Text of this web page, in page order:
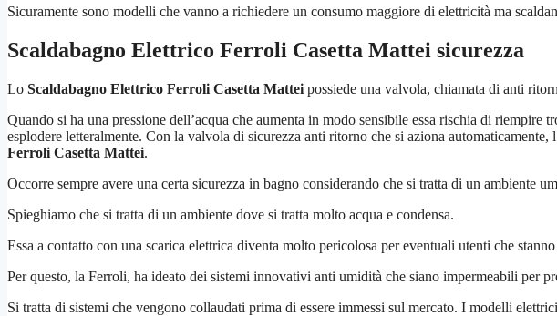
Sicuramente sono modelli che vanno a richiedere un consumo maggiore di elettricità ma
Scaldabagno Elettrico Ferroli Casetta Mattei sicurezza
Lo Scaldabagno Elettrico Ferroli Casetta Mattei possiede una valvola, chiamata di anti
Quando si ha una pressione dell’acqua che aumenta in modo sensibile essa rischia di riempire
esplodere letteralmente. Con la valvola di sicurezza anti ritorno che si aziona
Ferroli Casetta Mattei.
Occorre sempre avere una certa sicurezza in bagno considerando che si tratta di un ambiente
Spieghiamo che si tratta di un ambiente dove si tratta molto acqua e condensa.
Essa a contatto con una scarica elettrica diventa molto pericolosa per eventuali utenti che
Per questo, la Ferroli, ha ideato dei sistemi innovativi anti umidità che siano impermeabili per
Si tratta di sistemi che vengono collaudati prima di essere immessi sul mercato. I modelli